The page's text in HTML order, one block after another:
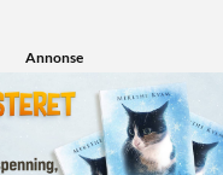
Annonse